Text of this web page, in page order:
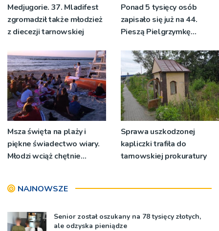
Medjugorie. 37. Mladifest
zgromadził także młodzież
z diecezji tarnowskiej
Ponad 5 tysięcy osób
zapisało się już na 44.
Pieszą Pielgrzymkę
Msza święta na plaży i
piękne świadectwo wiary.
Młodzi wciąż chętnie
Sprawa uszkodzonej
kapliczki trafiła do
tarnowskiej prokuratury
NAJNOWSZE
Senior został oszukany na 78 tysięcy złotych,
ale odzyska pieniądze